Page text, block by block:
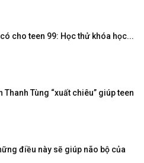
cho teen 99: Học thử khóa học...
Thanh Tùng “xuất chiêu” giúp teen
điều này sẽ giúp não bộ của